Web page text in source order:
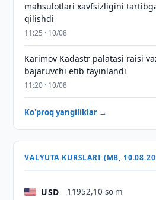
mahsulotlari xavfsizligini
qilishdi
11:25 · 10/08
Karimov Kadastr palatasi raisi
bajaruvchi etib tayinlandi
11:20 · 10/08
Ko'proq yangiliklar →
VALYUTA KURSLARI (MB,
USD 11952,10 so'm